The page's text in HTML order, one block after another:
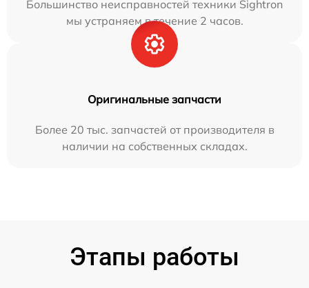
Большинство неисправностей техники Sightron
мы устраняем в течение 2 часов.
Оригинальные запчасти
Более 20 тыс. запчастей от производителя в
наличии на собственных складах.
Этапы работы